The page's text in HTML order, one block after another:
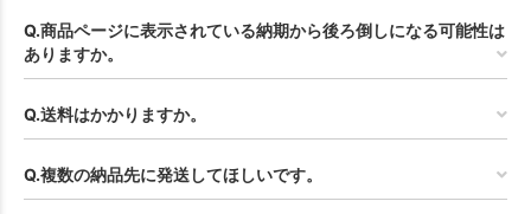
Q.商品ページに表示されている納期から後ろ倒しになる可能性は
ありますか。
Q.送料はかかりますか。
Q.複数の納品先に発送してほしいです。